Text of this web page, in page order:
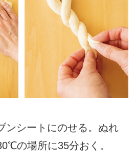
シートにのせる。ぬれ
の場所に35分おく。